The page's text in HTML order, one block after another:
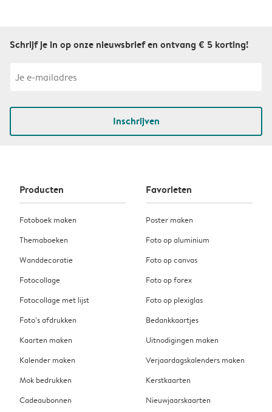
Schrijf je in op onze nieuwsbrief en ontvang € 5 korting!
Inschrijven
Producten
Fotoboek maken
Themaboeken
Wanddecoratie
Fotocollage
Fotocollage met lijst
Foto’s afdrukken
Kaarten maken
Kalender maken
Mok bedrukken
Cadeaubonnen
Favorieten
Poster maken
Foto op aluminium
Foto op canvas
Foto op forex
Foto op plexiglas
Bedankkaartjes
Uitnodigingen maken
Verjaardagskalenders maken
Kerstkaarten
Nieuwjaarskaarten